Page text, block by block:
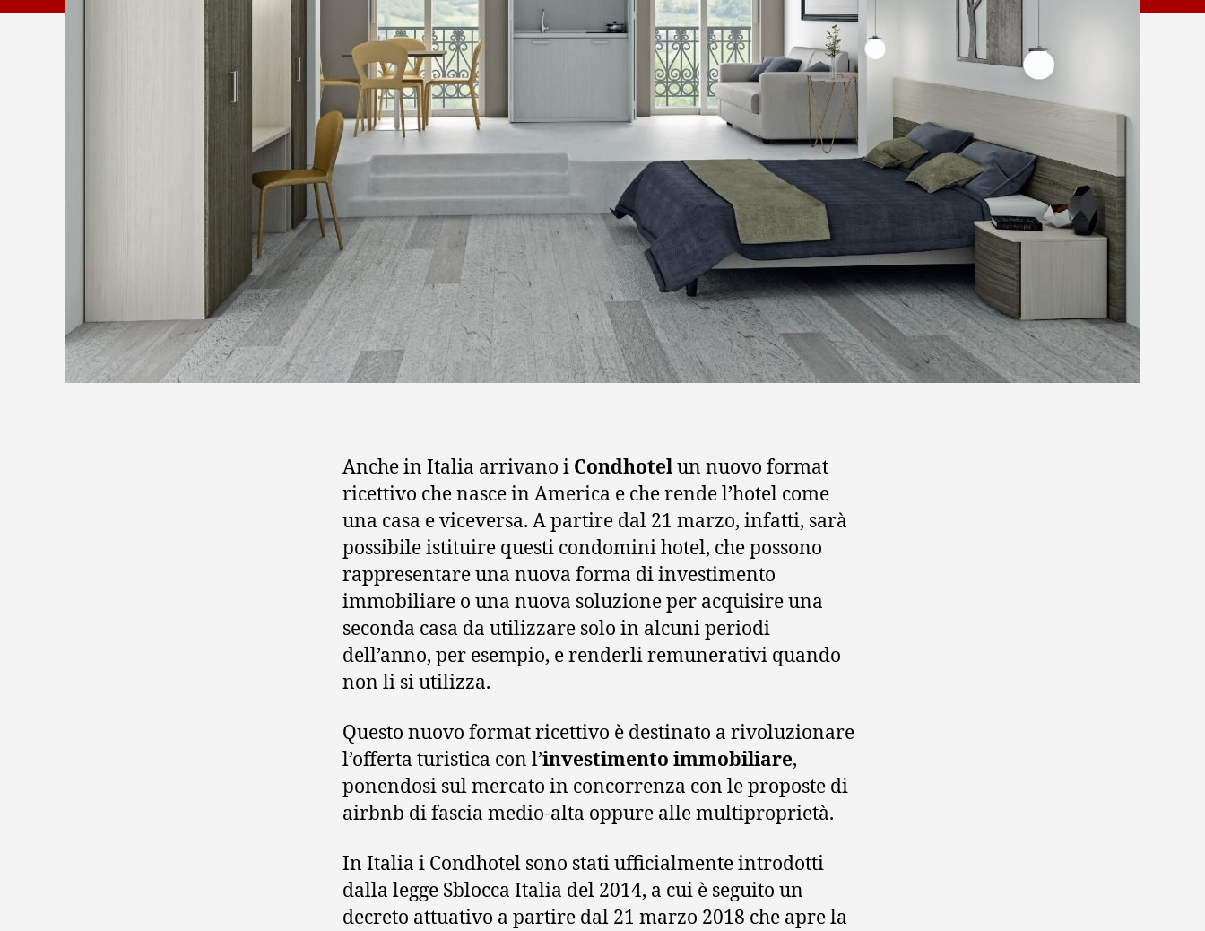
Anche in Italia arrivano i Condhotelun nuovo format
ricettivo che nasce in America e che rende l’hotel come
una casa e viceversa. A partire dal 21 marzo, infatti, sarà
possibile istituire questi condomini hotel, che possono
rappresentare una nuova forma di investimento
immobiliare o una nuova soluzione per acquisire una
seconda casa da utilizzare solo in alcuni periodi
dell’anno, per esempio, e renderli remunerativi quando
non li si utilizza.
Questo nuovo format ricettivo è destinato a rivoluzionare
l’offerta turistica con l’investimento immobiliare,
ponendosi sul mercato in concorrenza con le proposte di
airbnb di fascia medio-alta oppure alle multiproprietà.
In Italia i Condhotel sono stati ufficialmente introdotti
dalla legge Sblocca Italia del 2014, a cui è seguito un
decreto attuativo a partire dal 21 marzo 2018 che apre la